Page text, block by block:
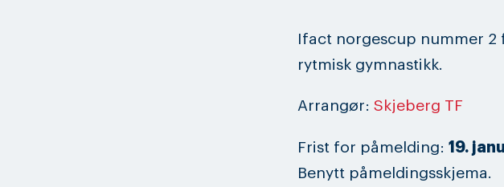
Ifact norgescup nummer 2
rytmisk gymnastikk.
Arrangør: Skjeberg TF
Frist for påmelding: 19.
Benytt påmeldingsskjema.